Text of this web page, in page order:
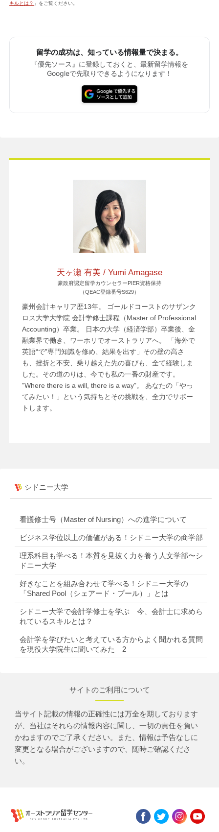
キルとは？ 」をご覧ください。
留学の成功は、知っている情報量で決まる。
『優先ソース』に登録しておくと、最新留学情報を
Googleで先取りできるようになります！
天ヶ瀬 有美 / Yumi Amagase
豪政府認定留学カウンセラーPIER資格保持
（QEAC登録番号S629）
豪州会計キャリア歴13年。 ゴールドコーストのサザンク
ロス大学大学院 会計学修士課程（Master of Professional
Accounting）卒業。 日本の大学（経済学部）卒業後、金
融業界で働き、ワーホリでオーストラリアへ。 「海外で
英語“で”専門知識を修め、結果を出す」その壁の高さ
も、挫折と不安、乗り越えた先の喜びも、全て経験しま
した。その道のりは、今でも私の一番の財産です。
”Where there is a will, there is a way”。 あなたの「やっ
てみたい！」という気持ちとその挑戦を、全力でサポー
トします。
シドニー大学
看護修士号（Master of Nursing）への進学について
ビジネス学位以上の価値がある！シドニー大学の商学部
理系科目も学べる！本質を見抜く力を養う人文学部〜シ
ドニー大学
好きなことを組み合わせて学べる！シドニー大学の
「Shared Pool（シェアード・プール）」とは
シドニー大学で会計学修士を学ぶ 今、会計士に求めら
れているスキルとは？
会計学を学びたいと考えている方からよく聞かれる質問
を現役大学院生に聞いてみた 2
サイトのご利用について
当サイト記載の情報の正確性には万全を期しております
が、当社はそれらの情報内容に関し、一切の責任を負い
かねますのでご了承ください。また、情報は予告なしに
変更となる場合がございますので、随時ご確認くださ
い。